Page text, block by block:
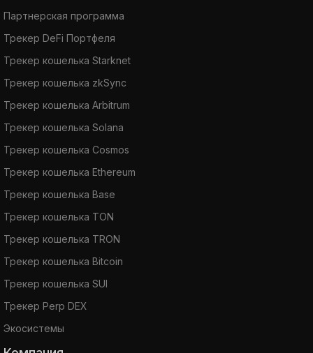
Партнерская программа
Трекер DeFi Портфеля
Трекер кошелька Starknet
Трекер кошелька zkSync
Трекер кошелька Arbitrum
Трекер кошелька Solana
Трекер кошелька Cosmos
Трекер кошелька Ethereum
Трекер кошелька Base
Трекер кошелька TON
Трекер кошелька TRON
Трекер кошелька Bitcoin
Трекер кошелька SUI
Трекер Perp DEX
Экосистемы